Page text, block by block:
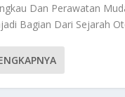
Dan Perawatan
Bagian Dari Sejarah